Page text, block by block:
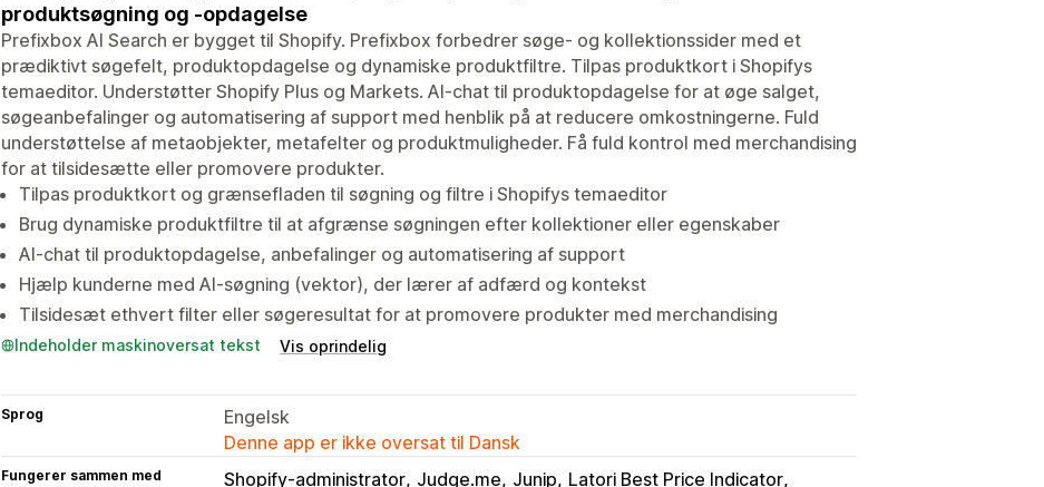
produktsøgning og -opdagelse
Prefixbox AI Search er bygget til Shopify. Prefixbox forbedrer søge- og kollektionssider med et
prædiktivt søgefelt, produktopdagelse og dynamiske produktfiltre. Tilpas produktkort i Shopifys
temaeditor. Understøtter Shopify Plus og Markets. AI-chat til produktopdagelse for at øge salget,
søgeanbefalinger og automatisering af support med henblik på at reducere omkostningerne. Fuld
understøttelse af metaobjekter, metafelter og produktmuligheder. Få fuld kontrol med merchandising
for at tilsidesætte eller promovere produkter.
Tilpas produktkort og grænsefladen til søgning og filtre i Shopifys temaeditor
Brug dynamiske produktfiltre til at afgrænse søgningen efter kollektioner eller egenskaber
AI-chat til produktopdagelse, anbefalinger og automatisering af support
Hjælp kunderne med AI-søgning (vektor), der lærer af adfærd og kontekst
Tilsidesæt ethvert filter eller søgeresultat for at promovere produkter med merchandising
Indeholder maskinoversat tekst Vis oprindelig
Sprog
Engelsk
Denne app er ikke oversat til Dansk
Fungerer sammen med Shopify-administrator Judge.me Junip Latori Best Price Indicator